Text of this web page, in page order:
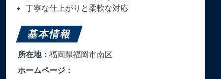
丁寧な仕上がりと柔軟な対応
基本情報
所在地： 福岡県福岡市南区
ホームページ：